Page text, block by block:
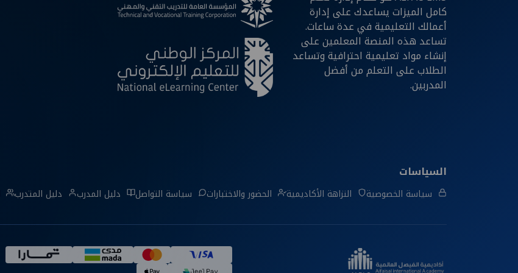
كامل الميزات يساعدك على إدارة
أعمالك التعليمية في عدة ساعات.
تساعد هذه المنصة المعلمين على
إنشاء مواد تعليمية احترافية وتساعد
الطلاب على التعلم من أفضل
المدربين.
السياسات
سياسة الخصوصية النزاهة الأكاديمية الحضور والاختبارات سياسة التواصل دليل المدرب دليل المتدرب